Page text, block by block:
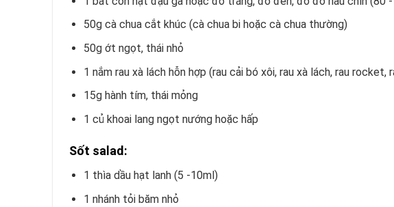
50g cà chua cắt khúc (cà chua bi hoặc cà chua thường)
50g ớt ngọt, thái nhỏ
1 nắm rau xà lách hỗn hợp (rau cải bó xôi, rau xà lách, rau rocket,
15g hành tím, thái mỏng
1 củ khoai lang ngọt nướng hoặc hấp
Sốt salad:
1 thìa dầu hạt lanh (5 -10ml)
1 nhánh tỏi băm nhỏ